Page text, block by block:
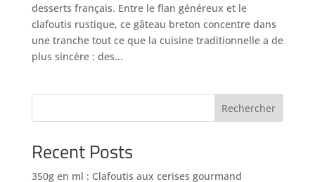
desserts français. Entre le flan généreux et le
clafoutis rustique, ce gâteau breton concentre dans
une tranche tout ce que la cuisine traditionnelle a de
plus sincère : des...
Rechercher
Recent Posts
350g en ml : Clafoutis aux cerises gourmand